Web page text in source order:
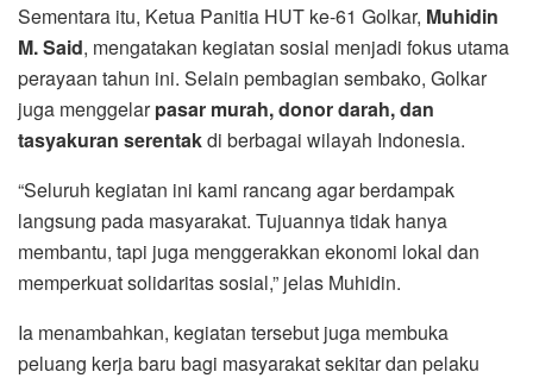
Sementara itu, Ketua Panitia HUT ke-61 Golkar, Muhidin
M. Said, mengatakan kegiatan sosial menjadi fokus utama
perayaan tahun ini. Selain pembagian sembako, Golkar
juga menggelarpasar murah, donor darah, dan
tasyakuran serentakdi berbagai wilayah Indonesia.
“Seluruh kegiatan ini kami rancang agar berdampak
langsung pada masyarakat. Tujuannya tidak hanya
membantu, tapi juga menggerakkan ekonomi lokal dan
memperkuat solidaritas sosial,” jelas Muhidin.
Ia menambahkan, kegiatan tersebut juga membuka
peluang kerja baru bagi masyarakat sekitar dan pelaku